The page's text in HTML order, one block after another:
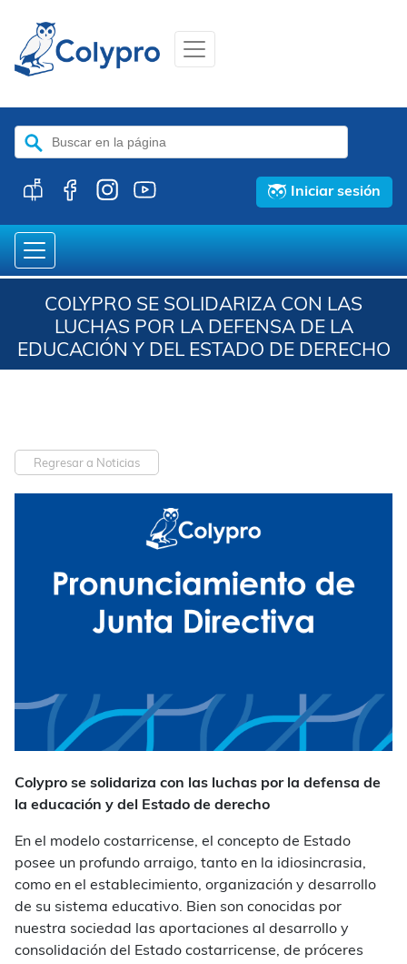
Buscar:
Iniciar sesión
COLYPRO SE SOLIDARIZA CON LAS
LUCHAS POR LA DEFENSA DE LA
EDUCACIÓN Y DEL ESTADO DE DERECHO
Regresar a Noticias
Colypro se solidariza con las luchas por la defensa de
la educación y del Estado de derecho
En el modelo costarricense, el concepto de Estado
posee un profundo arraigo, tanto en la idiosincrasia,
como en el establecimiento, organización y desarrollo
de su sistema educativo. Bien son conocidas por
nuestra sociedad las aportaciones al desarrollo y
consolidación del Estado costarricense, de próceres